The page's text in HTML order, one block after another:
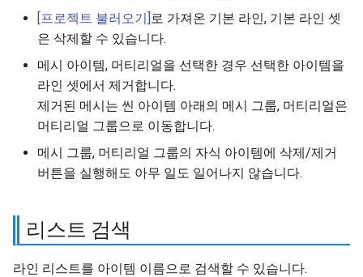
[프로젝트 불러오기] 로 가져온 기본 라인, 기본 라인 셋
은 삭제할 수 있습니다.
메시 아이템, 머티리얼을 선택한 경우 선택한 아이템을
라인 셋에서 제거합니다.
제거된 메시는 씬 아이템 아래의 메시 그룹, 머티리얼은
머티리얼 그룹으로 이동합니다.
메시 그룹, 머티리얼 그룹의 자식 아이템에 삭제/제거
버튼을 실행해도 아무 일도 일어나지 않습니다.
리스트 검색
라인 리스트를 아이템 이름으로 검색할 수 있습니다.